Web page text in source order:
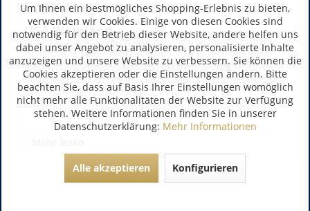
USA Weinland
Heutzutage spielt Wein aus den USA eine große Rolle
am internationalen Markt, obwohl die Weinindustrie
dort noch relativ jung ist. Trotzdem sind die Vereinigten
Staaten mittlerweile hinter Ländern...
Um Ihnen ein bestmögliches Shopping-Erlebnis zu bieten,
verwenden wir Cookies. Einige von diesen Cookies sind
notwendig für den Betrieb dieser Website, andere helfen uns
dabei unser Angebot zu analysieren, personalisierte Inhalte
anzuzeigen und unsere Website zu verbessern. Sie können die
Cookies akzeptieren oder die Einstellungen ändern. Bitte
beachten Sie, dass auf Basis Ihrer Einstellungen womöglich
nicht mehr alle Funktionalitäten der Website zur Verfügung
stehen. Weitere Informationen finden Sie in unserer
Datenschutzerklärung: Mehr Informationen
Alle akzeptieren Konfigurieren